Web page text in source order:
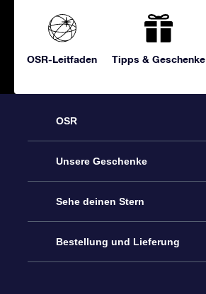
OSR-Leitfaden Tipps & Geschenke
OSR
Service
Kontakt
Blog
Unsere Geschenke
Sterne schenken
OSR-Geschenkpaket
Sehe deinen Stern
Sternregister
Bestellung und Lieferung